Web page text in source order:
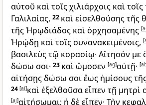
αὐτοῦ καὶ τοῖς χιλιάρχοις καὶ
Γαλιλαίας, 22 καὶ εἰσελθούσης τῆς
τῆς Ἡρῳδιάδος καὶ ὀρχησαμένης [
Ἡρῴδῃ καὶ τοῖς συνανακειμένοις, [
βασιλεὺς τῷ κορασίῳ· Αἴτησόν με
δώσω σοι· 23 καὶ ὤμοσεν [ag]αὐτῇ· [
αἰτήσῃς δώσω σοι ἕως ἡμίσους
24 [ai]καὶ ἐξελθοῦσα εἶπεν τῇ μητρὶ
[aj]αἰτήσωμαι; ἡ δὲ εἶπεν· Τὴν